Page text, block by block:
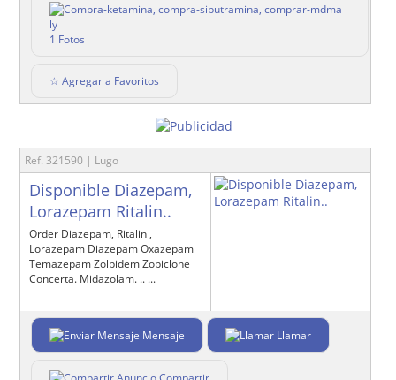
1 Fotos
☆ Agregar a Favoritos
Ref. 321590 | Lugo
Disponible Diazepam,
Lorazepam Ritalin..
Order Diazepam, Ritalin ,
Lorazepam Diazepam Oxazepam
Temazepam Zolpidem Zopiclone
Concerta. Midazolam. .. ...
Mensaje Llamar